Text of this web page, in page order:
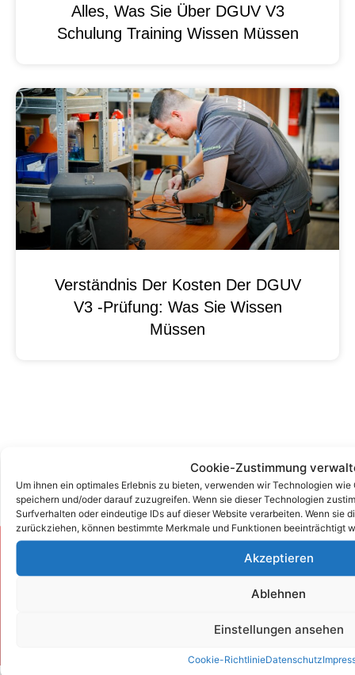
Cookie-Zustimmung
Um ihnen ein optimales Erlebnis zu bieten, verwenden wir Technologien
speichern und/oder darauf zuzugreifen. Wenn sie dieser Technologien
Surfverhalten oder eindeutige IDs auf dieser Website verarbeiten. Wenn sie
zurückziehen, können bestimmte Merkmale und Funktionen beeinträchtigt
Akzeptieren
Ablehnen
Einstellungen ansehen
Cookie-RichtlinieDatenschutz
Alles, Was Sie Über DGUV V3
Schulung Training Wissen Müssen
Verständnis Der Kosten Der DGUV
V3 -Prüfung: Was Sie Wissen
Müssen
Zum Kontaktformular